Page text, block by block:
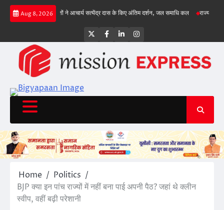
Skip
Aug 8, 2026
क्रीज पर संतों ने आचार्य सत्येंद्र दास के किए अंतिम दर्शन, जल समाधि कल राज्य सड़क
Twitter
Facebook
LinkedInInstagram
Home
Politics
BJP क्या इन पांच राज्यों में नहीं बना पाई अपनी पैठ? जहां थे क्लीन
स्वीप, वहीं बढ़ी परेशानी